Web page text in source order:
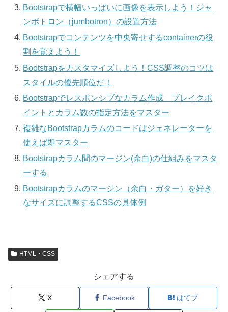
Bootstrapで横幅いっぱいに画像を表示しよう！ジャ
ンボトロン（jumbotron）の設置方法
Bootstrapでコンテンツを中央寄せするcontainerの役
割を覚えよう！
Bootstrapをカスタマイズしよう！CSS調整のコツは
スタイルの優先順位だ！
Bootstrapでレスポンシブなカラム作成 ブレイクポ
イントとカラム数の指定方法をマスター
複雑なBootstrapカラムのコードはジェネレーターを
使えば即マスター
Bootstrapカラム間のマージン(余白)の仕組みをマスタ
ーする
Bootstrapカラムのマージン（余白・ガター）を好き
なサイズに調整するCSSの具体例
HTML・CSS
シェアする
X Facebook はてブ